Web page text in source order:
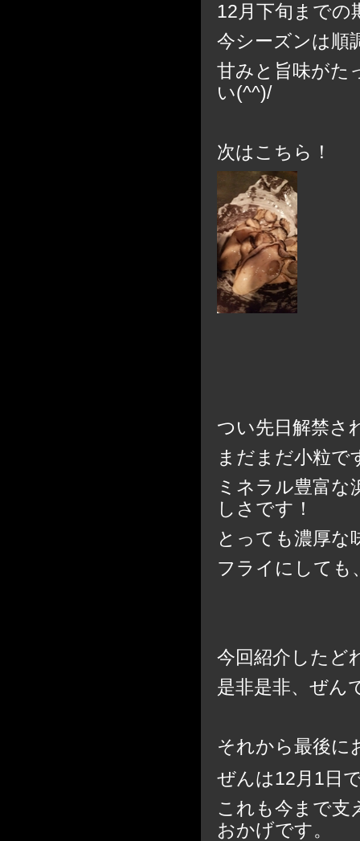
12月下旬までの
今シーズンは順
甘みと旨味がた
い(^^)/
次はこちら！
つい先日解禁さ
まだまだ小粒で
ミネラル豊富な
しさです！
とっても濃厚な
フライにしても
今回紹介したど
是非是非、ぜん
それから最後に
ぜんは12月1日
これも今まで支
おかげです。